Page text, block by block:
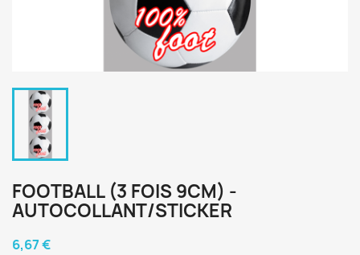
FOOTBALL (3 FOIS 9CM) -
AUTOCOLLANT/STICKER
6,67 €